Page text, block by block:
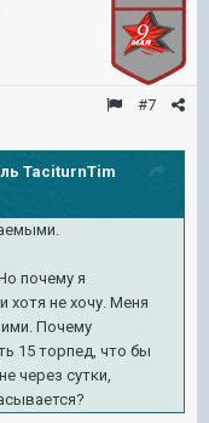
#7
TaciturnTim
почему я
хотя не хочу. Меня
Почему
15 торпед, что бы
через сутки,